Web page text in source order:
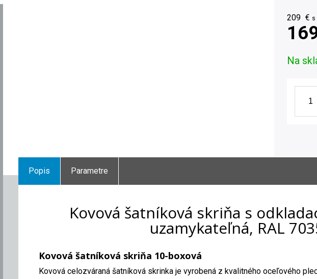
209 € s
Na
Popis Parametre
Kovová šatníková skriňa s
uzamykateľná, RAL
Kovová šatníková skriňa 10-boxová
Kovová celozváraná šatníková skrinka je vyrobená z kvalitného oceľového